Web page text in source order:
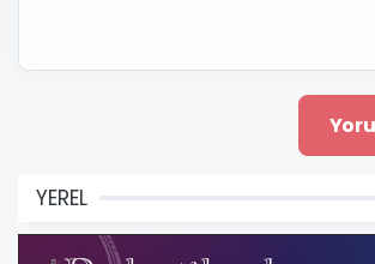
YEREL